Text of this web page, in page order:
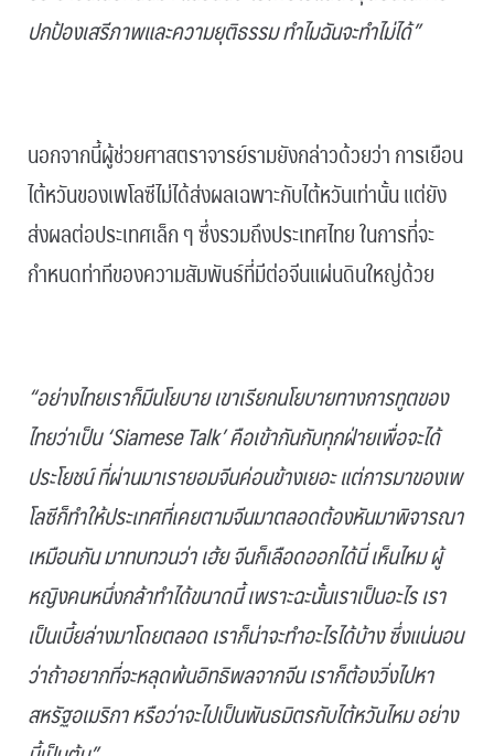
ปกป้องเสรีภาพและความยุติธรรม ทำไมฉันจะทำไม่ได้”
นอกจากนี้ผู้ช่วยศาสตราจารย์รามยังกล่าวด้วยว่า การเยือน
ไต้หวันของเพโลซีไม่ได้ส่งผลเฉพาะกับไต้หวันเท่านั้น แต่ยัง
ส่งผลต่อประเทศเล็ก ๆ ซึ่งรวมถึงประเทศไทย ในการที่จะ
กำหนดท่าทีของความสัมพันธ์ที่มีต่อจีนแผ่นดินใหญ่ด้วย
“อย่างไทยเราก็มีนโยบาย เขาเรียกนโยบายทางการทูตของ
ไทยว่าเป็น ‘Siamese Talk’ คือเข้ากันกับทุกฝ่ายเพื่อจะได้
ประโยชน์ ที่ผ่านมาเรายอมจีนค่อนข้างเยอะ แต่การมาของเพ
โลซีก็ทำให้ประเทศที่เคยตามจีนมาตลอดต้องหันมาพิจารณา
เหมือนกัน มาทบทวนว่า เฮ้ย จีนก็เลือดออกได้นี่ เห็นไหม ผู้
หญิงคนหนึ่งกล้าทำได้ขนาดนี้ เพราะฉะนั้นเราเป็นอะไร เรา
เป็นเบี้ยล่างมาโดยตลอด เราก็น่าจะทำอะไรได้บ้าง ซึ่งแน่นอน
ว่าถ้าอยากที่จะหลุดพ้นอิทธิพลจากจีน เราก็ต้องวิ่งไปหา
สหรัฐอเมริกา หรือว่าจะไปเป็นพันธมิตรกับไต้หวันไหม อย่าง